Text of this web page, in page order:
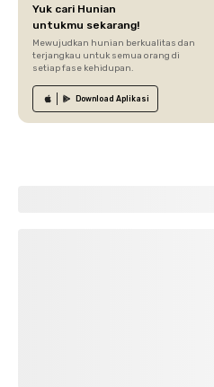
Yuk cari Hunian
untukmu sekarang!
Mewujudkan hunian berkualitas dan
terjangkau untuk semua orang di
setiap fase kehidupan.
Download Aplikasi